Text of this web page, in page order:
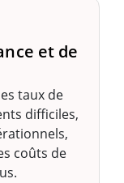
et de
taux de
difficiles,
coûts de